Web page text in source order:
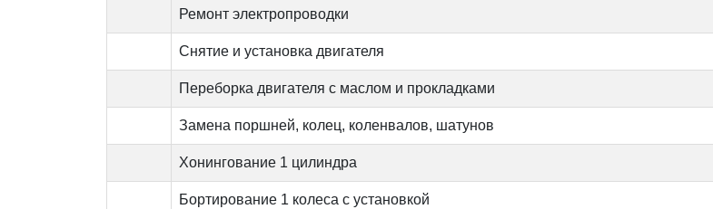
Ремонт электропроводки
Снятие и установка двигателя
Переборка двигателя с маслом и прокладками
Замена поршней, колец, коленвалов, шатунов
Хонингование 1 цилиндра
Бортирование 1 колеса с установкой